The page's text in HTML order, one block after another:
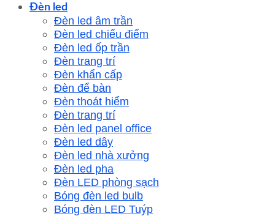
Đèn led
Đèn led âm trần
Đèn led chiếu điểm
Đèn led ốp trần
Đèn trang trí
Đèn khẩn cấp
Đèn để bàn
Đèn thoát hiểm
Đèn trang trí
Đèn led panel office
Đèn led dây
Đèn led nhà xưởng
Đèn led pha
Đèn LED phòng sạch
Bóng đèn led bulb
Bóng đèn LED Tuýp